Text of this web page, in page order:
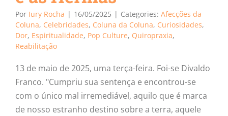
Por Iury Rocha | 16/05/2025 | Categories: Afecções da
Coluna, Celebridades, Coluna da Coluna, Curiosidades,
Dor, Espiritualidade, Pop Culture, Quiropraxia,
Reabilitação
13 de maio de 2025, uma terça-feira. Foi-se Divaldo
Franco. "Cumpriu sua sentença e encontrou-se
com o único mal irremediável, aquilo que é marca
de nosso estranho destino sobre a terra, aquele